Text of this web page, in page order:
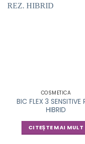
COSMETICA
BIC FLEX 3 SENSITIVE
HIBRID
CITEȘTE MAI MULT